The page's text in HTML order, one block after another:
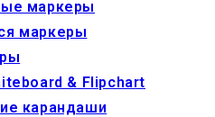
маркеры
маркеры
& Flipchart
карандаши